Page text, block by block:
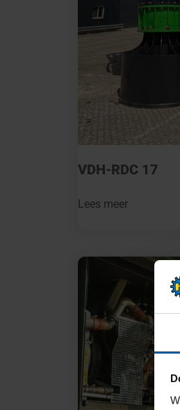
VDH-RDC 17
Lees meer